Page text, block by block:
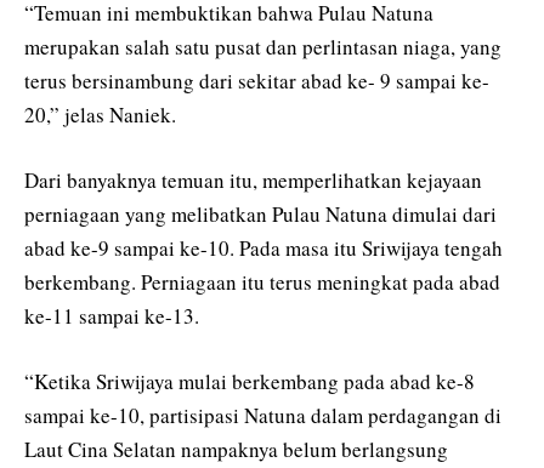
“Temuan ini membuktikan bahwa Pulau Natuna
merupakan salah satu pusat dan perlintasan niaga, yang
terus bersinambung dari sekitar abad ke- 9 sampai ke-
20,” jelas Naniek.
Dari banyaknya temuan itu, memperlihatkan kejayaan
perniagaan yang melibatkan Pulau Natuna dimulai dari
abad ke-9 sampai ke-10. Pada masa itu Sriwijaya tengah
berkembang. Perniagaan itu terus meningkat pada abad
ke-11 sampai ke-13.
“Ketika Sriwijaya mulai berkembang pada abad ke-8
sampai ke-10, partisipasi Natuna dalam perdagangan di
Laut Cina Selatan nampaknya belum berlangsung